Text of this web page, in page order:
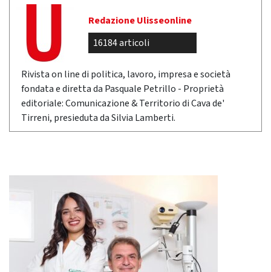
Redazione Ulisseonline
16184 articoli
Rivista on line di politica, lavoro, impresa e società
fondata e diretta da Pasquale Petrillo - Proprietà
editoriale: Comunicazione & Territorio di Cava de'
Tirreni, presieduta da Silvia Lamberti.